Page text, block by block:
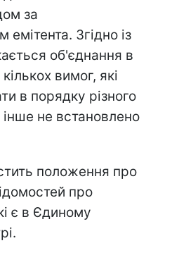
за
Згідно із
об'єднання в
вимог, які
в порядку різного
не встановлено
положення про
про
є в Єдиному